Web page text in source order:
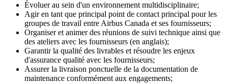
Évoluer au sein d'un environnement multidisciplinaire;
Agir en tant que principal point de contact principal pour les
groupes de travail entre Airbus Canada et ses fournisseurs;
Organiser et animer des réunions de suivi technique ainsi que
des ateliers avec les fournisseurs (en anglais);
Garantir la qualité des livrables et résoudre les enjeux
d'assurance qualité avec les fournisseurs;
Assurer la livraison ponctuelle de la documentation de
maintenance conformément aux engagements;